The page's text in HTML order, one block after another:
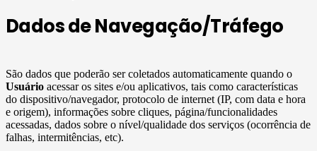
Dados de Navegação/Tráfego
São dados que poderão ser coletados automaticamente quando o
Usuário acessar os sites e/ou aplicativos, tais como características
do dispositivo/navegador, protocolo de internet (IP, com data e hora
e origem), informações sobre cliques, página/funcionalidades
acessadas, dados sobre o nível/qualidade dos serviços (ocorrência de
falhas, intermitências, etc).